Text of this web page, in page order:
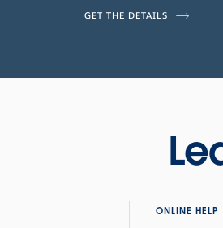
GET THE DETAILS
ONLINE HELP